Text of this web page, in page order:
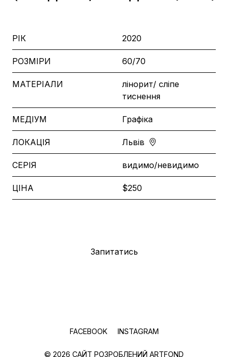
РІК 2020
РОЗМІРИ 60/70
МАТЕРІАЛИ
лінорит/ сліпе
тиснення
МЕДІУМ Графіка
ЛОКАЦІЯ Львів
СЕРІЯ видимо/невидимо
ЦІНА $250
Запитатись
FACEBOOK INSTAGRAM
© 2026 САЙТ РОЗРОБЛЕНИЙ ARTFOND